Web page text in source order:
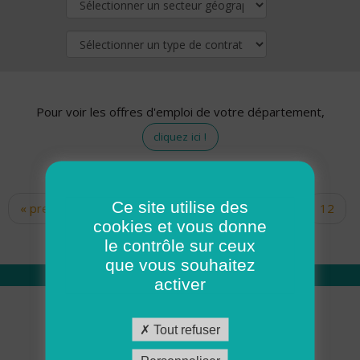
Pour voir les offres d'emploi de votre département,
cliquez ici !
Pages
« premier ‹ précédent … 10
12
14 15 16 17
Qui sommes nous
Académie ADMR
Ce site utilise des
cookies et vous donne
le contrôle sur ceux
que vous souhaitez
activer
Tout refuser